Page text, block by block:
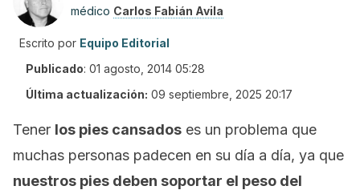
médico Carlos Fabián Avila
Escrito por Equipo Editorial
Publicado: 01 agosto, 2014 05:28
Última actualización: 09 septiembre, 2025 20:17
Tener los pies cansados es un problema que
muchas personas padecen en su día a día, ya que
nuestros pies deben soportar el peso del